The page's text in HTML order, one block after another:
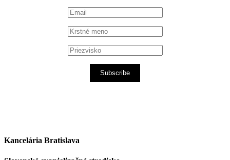
Subscribe
Kancelária Bratislava